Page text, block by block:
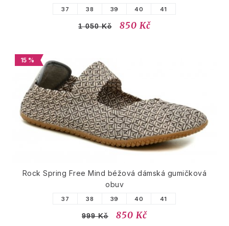
37 38 39 40 41
1 050 Kč 850 Kč
15 %
Rock Spring Free Mind béžová dámská gumičková
obuv
37 38 39 40 41
999 Kč 850 Kč